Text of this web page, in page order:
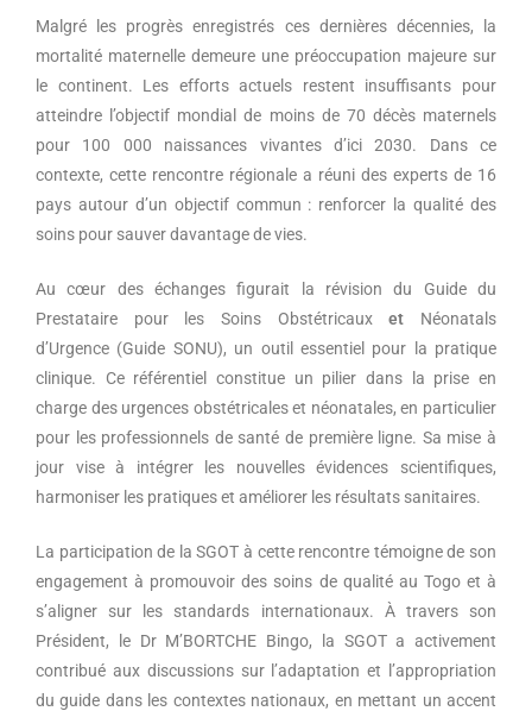
Malgré les progrès enregistrés ces dernières décennies, la
mortalité maternelle demeure une préoccupation majeure sur
le continent. Les efforts actuels restent insuffisants pour
atteindre l’objectif mondial de moins de 70 décès maternels
pour 100 000 naissances vivantes d’ici 2030. Dans ce
contexte, cette rencontre régionale a réuni des experts de 16
pays autour d’un objectif commun : renforcer la qualité des
soins pour sauver davantage de vies.
Au cœur des échanges figurait la révision du Guide du
Prestataire pour les Soins Obstétricauxet Néonatals
d’Urgence (Guide SONU), un outil essentiel pour la pratique
clinique. Ce référentiel constitue un pilier dans la prise en
charge des urgences obstétricales et néonatales, en particulier
pour les professionnels de santé de première ligne. Sa mise à
jour vise à intégrer les nouvelles évidences scientifiques,
harmoniser les pratiques et améliorer les résultats sanitaires.
La participation de la SGOT à cette rencontre témoigne de son
engagement à promouvoir des soins de qualité au Togo et à
s’aligner sur les standards internationaux. À travers son
Président, le Dr M’BORTCHE Bingo, la SGOT a activement
contribué aux discussions sur l’adaptation et l’appropriation
du guide dans les contextes nationaux, en mettant un accent